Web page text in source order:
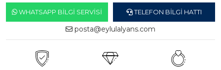
WHATSAPP BILGI SERVISI TELEFON BILGI HATTI
posta@eylulalyans.com